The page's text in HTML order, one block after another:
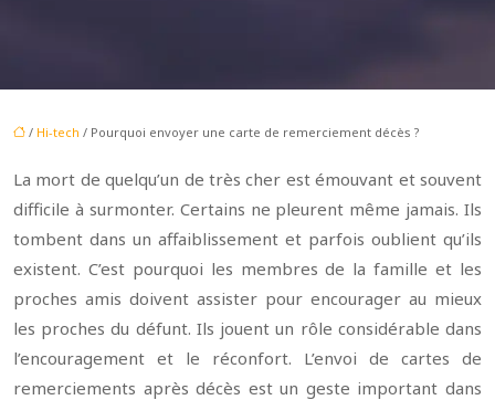
/ Hi-tech / Pourquoi envoyer une carte de remerciement décès ?
La mort de quelqu’un de très cher est émouvant et souvent
difficile à surmonter. Certains ne pleurent même jamais. Ils
tombent dans un affaiblissement et parfois oublient qu’ils
existent. C’est pourquoi les membres de la famille et les
proches amis doivent assister pour encourager au mieux
les proches du défunt. Ils jouent un rôle considérable dans
l’encouragement et le réconfort. L’envoi de cartes de
remerciements après décès est un geste important dans